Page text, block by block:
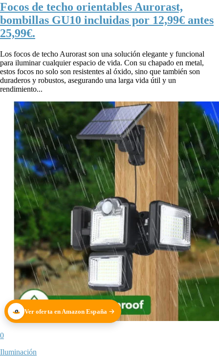
Focos de techo orientables Aurorast,
bombillas GU10 incluidas por 12,99€ antes
25,99€.
Los focos de techo Aurorast son una solución elegante y funcional
para iluminar cualquier espacio de vida. Con su chapado en metal,
estos focos no solo son resistentes al óxido, sino que también son
duraderos y robustos, asegurando una larga vida útil y un
rendimiento...
Ver oferta en Amazon España
0
Iluminación